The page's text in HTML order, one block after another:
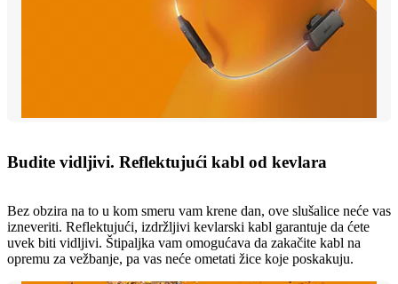
Budite vidljivi. Reflektujući kabl od kevlara
Bez obzira na to u kom smeru vam krene dan, ove slušalice neće vas
izneveriti. Reflektujući, izdržljivi kevlarski kabl garantuje da ćete
uvek biti vidljivi. Štipaljka vam omogućava da zakačite kabl na
opremu za vežbanje, pa vas neće ometati žice koje poskakuju.